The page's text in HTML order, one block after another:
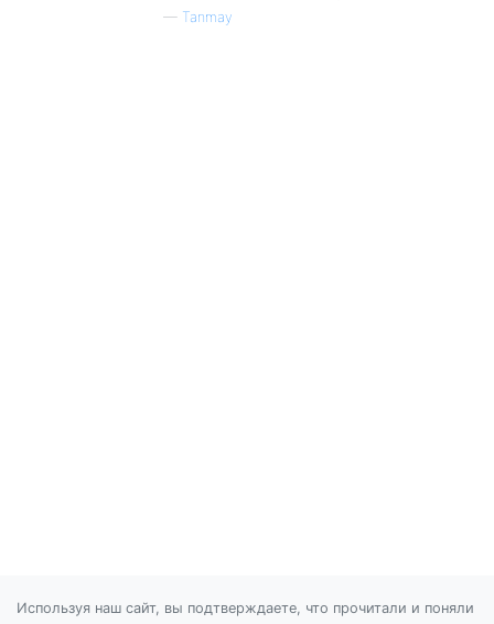
— Tanmay
Используя наш сайт, вы подтверждаете, что прочитали и поняли